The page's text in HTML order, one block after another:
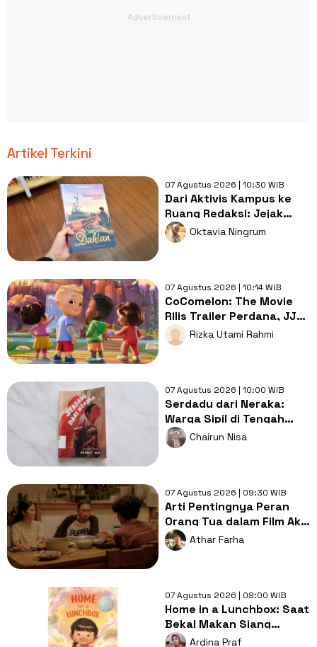
Artikel Terkini
07 Agustus 2026 | 10:30 WIB
Dari Aktivis Kampus ke
Ruang Redaksi: Jejak
Perjuangan dalam Surat
Dahlan
Oktavia Ningrum
07 Agustus 2026 | 10:14 WIB
CoComelon: The Movie
Rilis Trailer Perdana, JJ
Cs Siap Berpetualang
Rizka Utami Rahmi
07 Agustus 2026 | 10:00 WIB
Serdadu dari Neraka:
Warga Sipil di Tengah
Konflik Pemerintah dan
GAM
Chairun Nisa
07 Agustus 2026 | 09:30 WIB
Arti Pentingnya Peran
Orang Tua dalam Film Aku
Sebelum Aku
Athar Farha
07 Agustus 2026 | 09:00 WIB
Home in a Lunchbox: Saat
Bekal Makan Siang
Menjadi Simbol Kasih
Ardina Praf